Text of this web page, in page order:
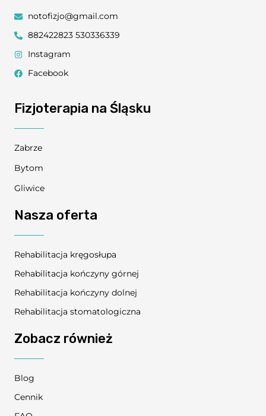
notofizjo@gmail.com
882422823 530336339
Instagram
Facebook
Fizjoterapia na Śląsku
Zabrze
Bytom
Gliwice
Nasza oferta
Rehabilitacja kręgosłupa
Rehabilitacja kończyny górnej
Rehabilitacja kończyny dolnej
Rehabilitacja stomatologiczna
Zobacz również
Blog
Cennik